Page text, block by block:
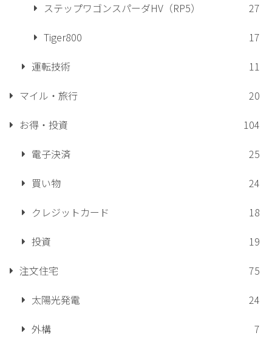
ステップワゴンスパーダHV（RP5）
27
Tiger800
17
運転技術
11
マイル・旅行
20
お得・投資
104
電子決済
25
買い物
24
クレジットカード
18
投資
19
注文住宅
75
太陽光発電
24
外構
7